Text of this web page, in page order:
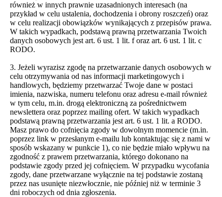
również w innych prawnie uzasadnionych interesach (na
przykład w celu ustalenia, dochodzenia i obrony roszczeń) oraz
w celu realizacji obowiązków wynikających z przepisów prawa.
W takich wypadkach, podstawą prawną przetwarzania Twoich
danych osobowych jest art. 6 ust. 1 lit. f oraz art. 6 ust. 1 lit. c
RODO.
3. Jeżeli wyrazisz zgodę na przetwarzanie danych osobowych w
celu otrzymywania od nas informacji marketingowych i
handlowych, będziemy przetwarzać Twoje dane w postaci
imienia, nazwiska, numeru telefonu oraz adresu e-mail również
w tym celu, m.in. drogą elektroniczną za pośrednictwem
newslettera oraz poprzez mailing ofert. W takich wypadkach
podstawą prawną przetwarzania jest art. 6 ust. 1 lit. a RODO.
Masz prawo do cofnięcia zgody w dowolnym momencie (m.in.
poprzez link w przesłanym e-mailu lub kontaktując się z nami w
sposób wskazany w punkcie 1), co nie będzie miało wpływu na
zgodność z prawem przetwarzania, którego dokonano na
podstawie zgody przed jej cofnięciem. W przypadku wycofania
zgody, dane przetwarzane wyłącznie na tej podstawie zostaną
przez nas usunięte niezwłocznie, nie później niż w terminie 3
dni roboczych od dnia zgłoszenia.